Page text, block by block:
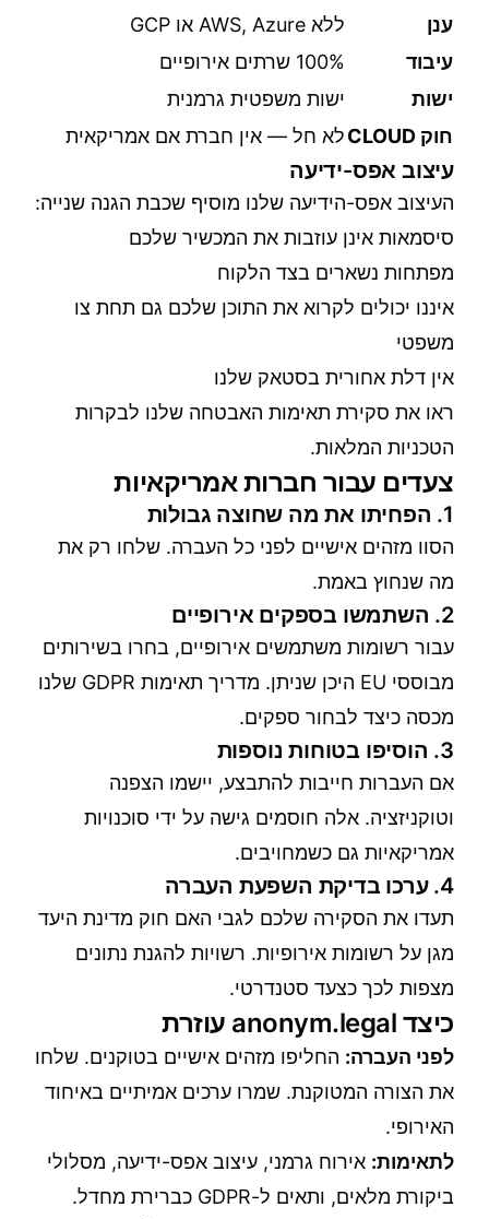
ענן
ללא AWS, Azure או GCP
עיבוד
100% שרתים אירופיים
ישות
ישות משפטית גרמנית
חוק CLOUD
לא חל — אין חברת אם אמריקאית
עיצוב אפס-ידיעה
העיצוב אפס-הידיעה שלנו מוסיף שכבת הגנה שנייה:
סיסמאות אינן עוזבות את המכשיר שלכם
מפתחות נשארים בצד הלקוח
איננו יכולים לקרוא את התוכן שלכם גם תחת צו
משפטי
אין דלת אחורית בסטאק שלנו
ראו את סקירת תאימות האבטחה שלנו לבקרות
הטכניות המלאות.
צעדים עבור חברות אמריקאיות
1. הפחיתו את מה שחוצה גבולות
הסוו מזהים אישיים לפני כל העברה. שלחו רק את
מה שנחוץ באמת.
2. השתמשו בספקים אירופיים
עבור רשומות משתמשים אירופיים, בחרו בשירותים
מבוססי EU היכן שניתן.
מדריך תאימות GDPR
שלנו
מכסה כיצד לבחור ספקים.
3. הוסיפו בטוחות נוספות
אם העברות חייבות להתבצע, יישמו הצפנה
וטוקניזציה. אלה חוסמים גישה על ידי סוכנויות
אמריקאיות גם כשמחויבים.
4. ערכו בדיקת השפעת העברה
תעדו את הסקירה שלכם לגבי האם חוק מדינת היעד
מגן על רשומות אירופיות. רשויות להגנת נתונים
מצפות לכך כצעד סטנדרטי.
כיצד anonym.legal עוזרת
לפני העברה: החליפו מזהים אישיים בטוקנים. שלחו
את הצורה המטוקנת. שמרו ערכים אמיתיים באיחוד
האירופי.
לתאימות: אירוח גרמני, עיצוב אפס-ידיעה, מסלולי
ביקורת מלאים, ותאים ל-GDPR כברירת מחדל.